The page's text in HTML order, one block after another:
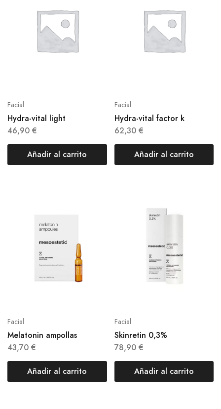
Facial
Hydra-vital light
46,90 €
Añadir al carrito
Facial
Hydra-vital factor k
62,30 €
Añadir al carrito
Facial
Melatonin ampollas
43,70 €
Añadir al carrito
Facial
Skinretin 0,3%
78,90 €
Añadir al carrito